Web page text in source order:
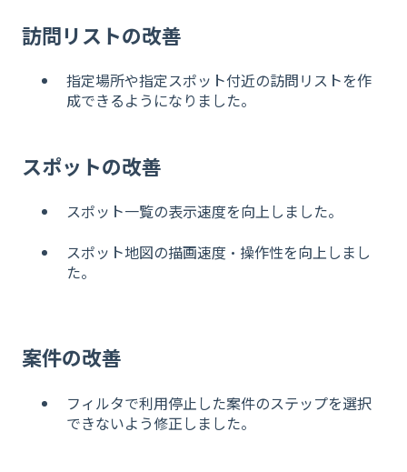
訪問リストの改善
指定場所や指定スポット付近の訪問リストを作
成できるようになりました。
スポットの改善
スポット一覧の表示速度を向上しました。
スポット地図の描画速度・操作性を向上しまし
た。
案件の改善
フィルタで利用停止した案件のステップを選択
できないよう修正しました。